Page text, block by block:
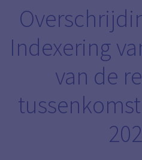
Indexering
van de